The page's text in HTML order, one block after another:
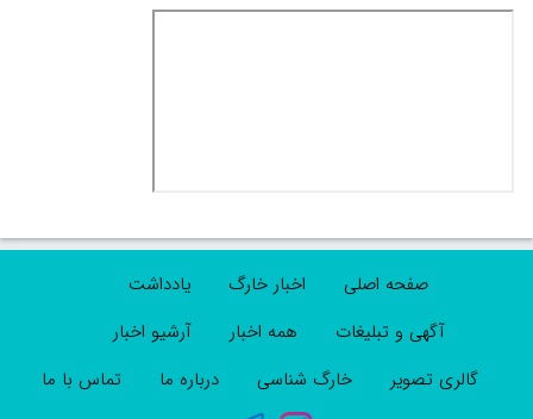
صفحه اصلی اخبار خارگ
یادداشت
آگهی و تبلیغات
همه اخبار
آرشیو اخبار
گالری تصویر
خارگ شناسی درباره ما تماس با ما